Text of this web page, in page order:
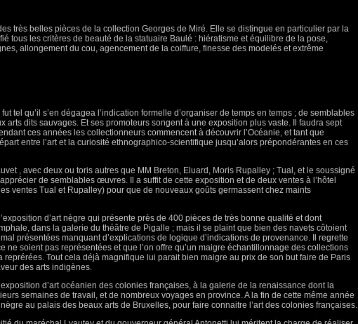
très belles pièces de la collection Georges de Miré. Elle se distingue en particulier par la
tous les critères de beauté de la statuaire Baulé : hiératisme et équilibre de la pose,
allongement du cou, agencement de la coiffure, finesse des modelés et extrême
tel qu’il s’en dégagea l’indication formelle d’organiser de temps en temps ; de semblables
arts dits sauvages. Et ses promoteurs songent à une exposition plus vaste. Il faudra sept
ces années les collectionneurs commencent à découvrir l’Océanie, et tant que
entre l’art et la curiosité ethnographico-scientifique jusqu’alors prépondérantes en ces
, avec deux ou toris autres que MM Breton, Eluard, Moris Rupalley ; Tual, et le soussigné
de semblables œuvres. Il a suffit de cette exposition et de deux ventes à l’hôtel
ventes Tual et Rupalley) pour que de nouveaux goûts germassent chez maints
d’art nègre qui présente près de 400 pièces de très bonne qualité et dont
dans la galerie du théâtre de Pigalle ; mais il se plaint que bien des navets côtoient
présentées manquant d’explications de logique d’indications de provenance. Il regrette
ne soient pas représentées et que l’on offre qu’un maigre échantillonnage des collections
reprérées. Tout cela déjà magnifique lui parait bien maigre au prix de son but faire de Paris
des arts indigènes.
d’art océanien des colonies françaises, à la galerie de la renaissance dont la
semaines de travail, et de nombreux voyages en province. A la fin de cette même année
au palais des beaux arts de Bruxelles, pour faire connaitre l’art des colonies françaises.